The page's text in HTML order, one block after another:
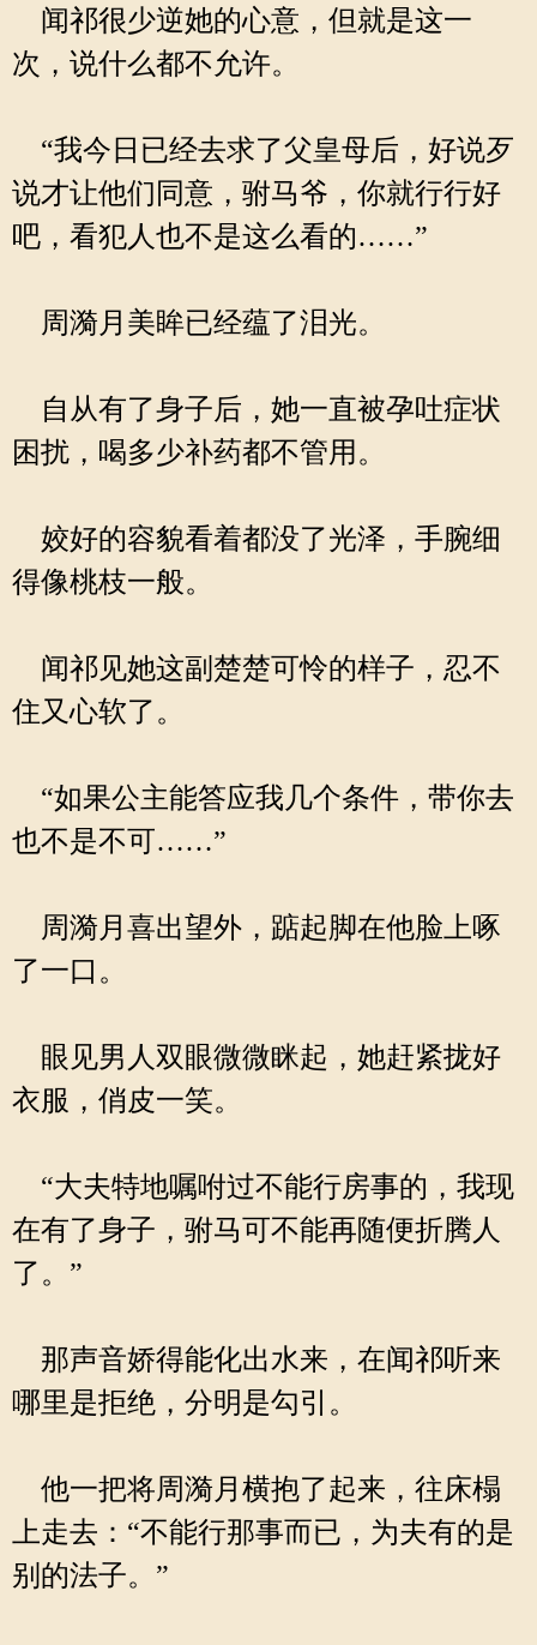
闻祁很少逆她的心意，但就是这一
次，说什么都不允许。
“我今日已经去求了父皇母后，好说歹
说才让他们同意，驸马爷，你就行行好
吧，看犯人也不是这么看的……”
周漪月美眸已经蕴了泪光。
自从有了身子后，她一直被孕吐症状
困扰，喝多少补药都不管用。
姣好的容貌看着都没了光泽，手腕细
得像桃枝一般。
闻祁见她这副楚楚可怜的样子，忍不
住又心软了。
“如果公主能答应我几个条件，带你去
也不是不可……”
周漪月喜出望外，踮起脚在他脸上啄
了一口。
眼见男人双眼微微眯起，她赶紧拢好
衣服，俏皮一笑。
“大夫特地嘱咐过不能行房事的，我现
在有了身子，驸马可不能再随便折腾人
了。”
那声音娇得能化出水来，在闻祁听来
哪里是拒绝，分明是勾引。
他一把将周漪月横抱了起来，往床榻
上走去：“不能行那事而已，为夫有的是
别的法子。”